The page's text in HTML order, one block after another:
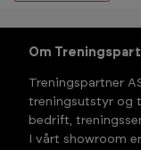
Om
Treningspartner
treningsutstyr og
bedrift,
I vårt showroom